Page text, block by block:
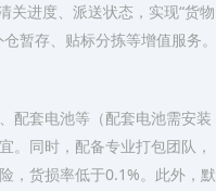
关进度、派送状态，实现“货物
暂存、贴标分拣等增值服务。
配套电池等（配套电池需安装
。同时，配备专业打包团队，
，货损率低于0.1%。此外，默